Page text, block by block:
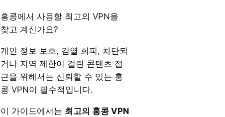
홍콩에서 사용할 최고의 VPN을
찾고 계신가요?
개인 정보 보호, 검열 회피, 차단되
거나 지역 제한이 걸린 콘텐츠 접
근을 위해서는 신뢰할 수 있는 홍
콩 VPN이 필수적입니다.
이 가이드에서는 최고의 홍콩 VPN